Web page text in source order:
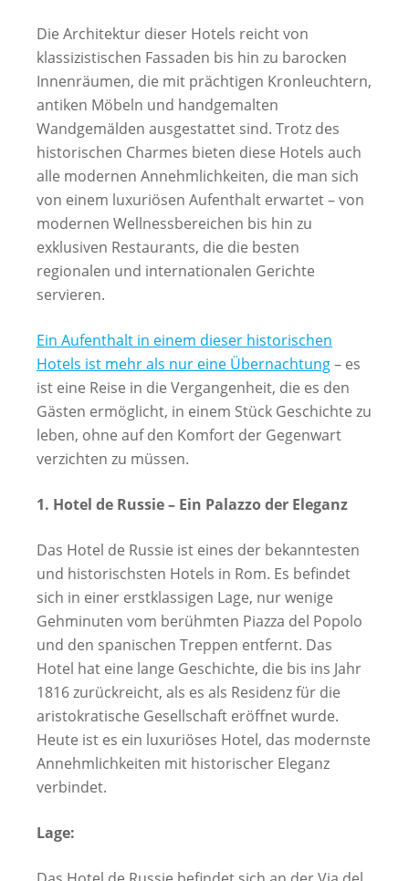
Die Architektur dieser Hotels reicht von
klassizistischen Fassaden bis hin zu barocken
Innenräumen, die mit prächtigen Kronleuchtern,
antiken Möbeln und handgemalten
Wandgemälden ausgestattet sind. Trotz des
historischen Charmes bieten diese Hotels auch
alle modernen Annehmlichkeiten, die man sich
von einem luxuriösen Aufenthalt erwartet – von
modernen Wellnessbereichen bis hin zu
exklusiven Restaurants, die die besten
regionalen und internationalen Gerichte
servieren.
Ein Aufenthalt in einem dieser historischen
Hotels ist mehr als nur eine Übernachtung– es
ist eine Reise in die Vergangenheit, die es den
Gästen ermöglicht, in einem Stück Geschichte zu
leben, ohne auf den Komfort der Gegenwart
verzichten zu müssen.
1. Hotel de Russie – Ein Palazzo der Eleganz
Das Hotel de Russie ist eines der bekanntesten
und historischsten Hotels in Rom. Es befindet
sich in einer erstklassigen Lage, nur wenige
Gehminuten vom berühmten Piazza del Popolo
und den spanischen Treppen entfernt. Das
Hotel hat eine lange Geschichte, die bis ins Jahr
1816 zurückreicht, als es als Residenz für die
aristokratische Gesellschaft eröffnet wurde.
Heute ist es ein luxuriöses Hotel, das modernste
Annehmlichkeiten mit historischer Eleganz
verbindet.
Lage: